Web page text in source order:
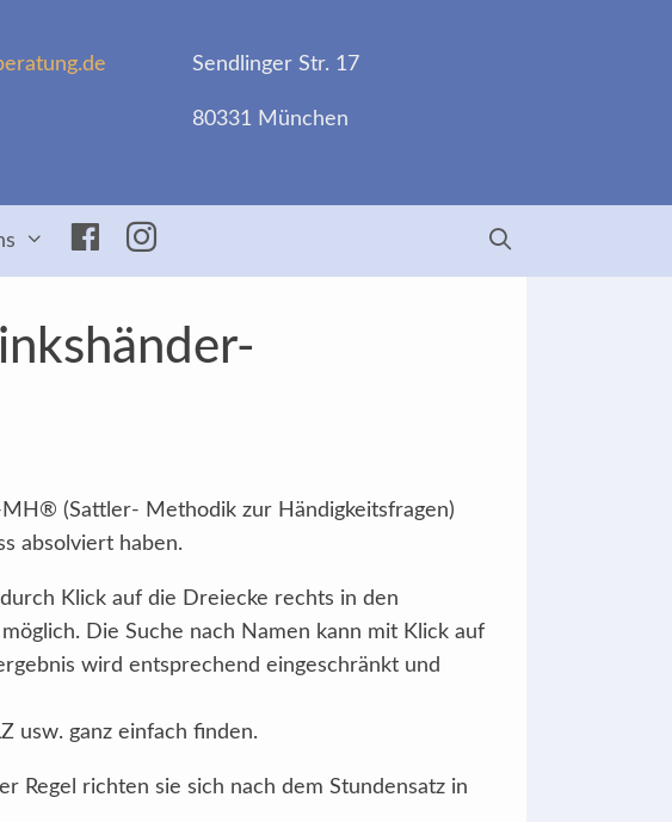
Sendlinger Str. 17
80331 München
Facebook
Insta
(Sattler- Methodik zur Händigkeitsfragen)
absolviert haben.
Klick auf die Dreiecke rechts in den
Die Suche nach Namen kann mit Klick auf
wird entsprechend eingeschränkt und
usw. ganz einfach finden.
Regel richten sie sich nach dem Stundensatz in